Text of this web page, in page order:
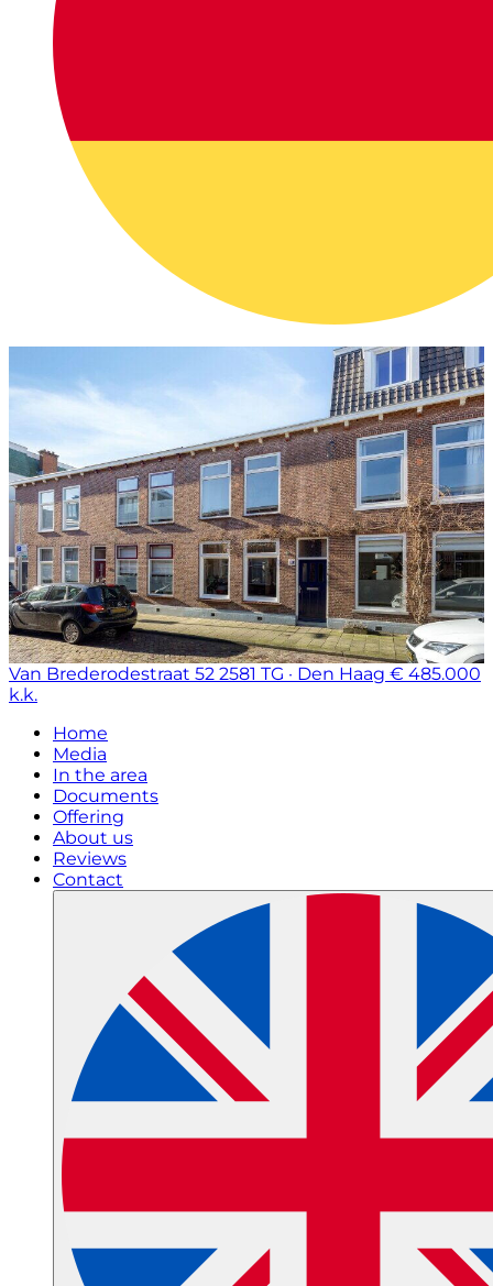
Van Brederodestraat 52 2581 TG · Den Haag € 485.000
k.k.
Home
Media
In the area
Documents
Offering
About us
Reviews
Contact